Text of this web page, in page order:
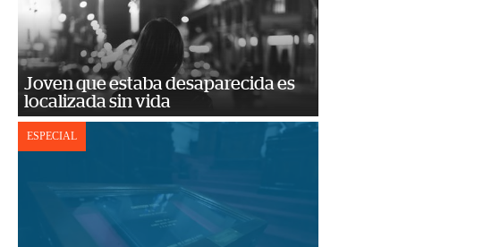
Joven que estaba desaparecida es
localizada sin vida
ESPECIAL